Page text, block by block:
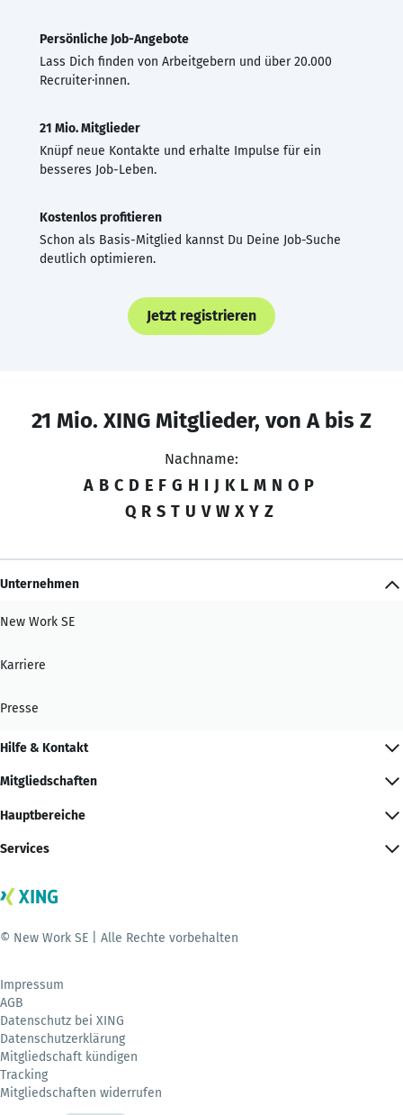
Persönliche Job-Angebote
Lass Dich finden von Arbeitgebern und über 20.000
Recruiter·innen.
21 Mio. Mitglieder
Knüpf neue Kontakte und erhalte Impulse für ein
besseres Job-Leben.
Kostenlos profitieren
Schon als Basis-Mitglied kannst Du Deine Job-Suche
deutlich optimieren.
Jetzt registrieren
21 Mio. XING Mitglieder, von A bis Z
Nachname:
A B C D E F G H I J K L M N O P
Q R S T U V W X Y Z
Unternehmen
New Work SE
Karriere
Presse
Hilfe & Kontakt
Mitgliedschaften
Hauptbereiche
Services
© New Work SE | Alle Rechte vorbehalten
Impressum
AGB
Datenschutz bei XING
Datenschutzerklärung
Mitgliedschaft kündigen
Tracking
Mitgliedschaften widerrufen